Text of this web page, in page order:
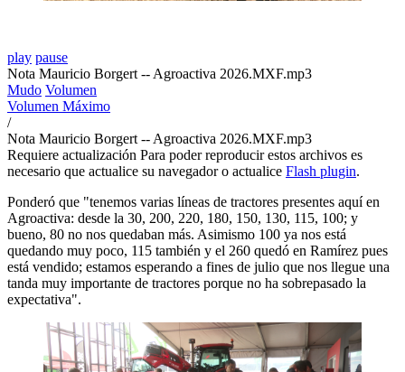
play pause
Nota Mauricio Borgert -- Agroactiva 2026.MXF.mp3
Mudo Volumen
Volumen Máximo
/
Nota Mauricio Borgert -- Agroactiva 2026.MXF.mp3
Requiere actualización Para poder reproducir estos archivos es
necesario que actualice su navegador o actualice Flash plugin.
Ponderó que "tenemos varias líneas de tractores presentes aquí en
Agroactiva: desde la 30, 200, 220, 180, 150, 130, 115, 100; y
bueno, 80 no nos quedaban más. Asimismo 100 ya nos está
quedando muy poco, 115 también y el 260 quedó en Ramírez pues
está vendido; estamos esperando a fines de julio que nos llegue una
tanda muy importante de tractores porque no ha sobrepasado la
expectativa".